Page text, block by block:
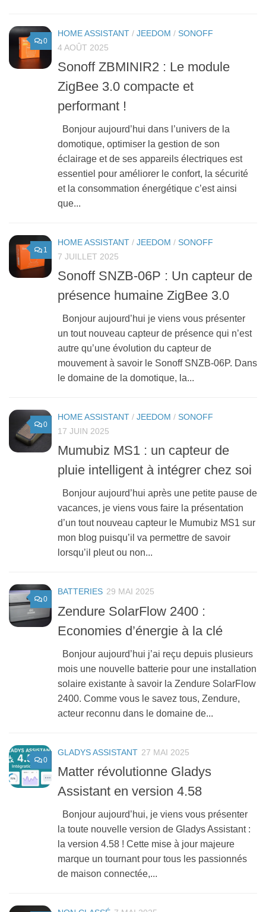
0
HOME ASSISTANT / JEEDOM / SONOFF
4 AOÛT 2025
Sonoff ZBMINIR2 : Le module
ZigBee 3.0 compacte et
performant !
Bonjour aujourd’hui dans l’univers de la
domotique, optimiser la gestion de son
éclairage et de ses appareils électriques est
essentiel pour améliorer le confort, la sécurité
et la consommation énergétique c’est ainsi
que...
1
HOME ASSISTANT / JEEDOM / SONOFF
7 JUILLET 2025
Sonoff SNZB-06P : Un capteur de
présence humaine ZigBee 3.0
Bonjour aujourd’hui je viens vous présenter
un tout nouveau capteur de présence qui n’est
autre qu’une évolution du capteur de
mouvement à savoir le Sonoff SNZB-06P. Dans
le domaine de la domotique, la...
0
HOME ASSISTANT / JEEDOM / SONOFF
17 JUIN 2025
Mumubiz MS1 : un capteur de
pluie intelligent à intégrer chez soi
Bonjour aujourd’hui après une petite pause de
vacances, je viens vous faire la présentation
d’un tout nouveau capteur le Mumubiz MS1 sur
mon blog puisqu’il va permettre de savoir
lorsqu’il pleut ou non...
0
BATTERIES 29 MAI 2025
Zendure SolarFlow 2400 :
Economies d’énergie à la clé
Bonjour aujourd’hui j’ai reçu depuis plusieurs
mois une nouvelle batterie pour une installation
solaire existante à savoir la Zendure SolarFlow
2400. Comme vous le savez tous, Zendure,
acteur reconnu dans le domaine de...
0
GLADYS ASSISTANT 27 MAI 2025
Matter révolutionne Gladys
Assistant en version 4.58
Bonjour aujourd’hui, je viens vous présenter
la toute nouvelle version de Gladys Assistant :
la version 4.58 ! Cette mise à jour majeure
marque un tournant pour tous les passionnés
de maison connectée,...